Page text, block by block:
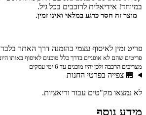
במיוחד! אידיאלית לרוכבים בכל גיל.
מוצר זה חסר כרגע במלאי ואינו זמין.
פריט זמין לאיסוף עצמי בהזמנה דרך האתר בלבד
מצריכים הרכבה ולכן יהיו מוכנים עד 6 ימי עסקים
🏪 צפייה בפרטי החנות
לא נמצאו מק"טים עבור וריאציות.
מידע נוסף